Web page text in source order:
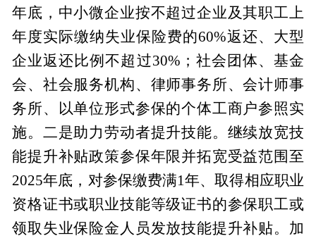
年底，中小微企业按不超过企业及其职工上
年度实际缴纳失业保险费的60%返还、大型
企业返还比例不超过30%；社会团体、基金
会、社会服务机构、律师事务所、会计师事
务所、以单位形式参保的个体工商户参照实
施。二是助力劳动者提升技能。继续放宽技
能提升补贴政策参保年限并拓宽受益范围至
2025年底，对参保缴费满1年、取得相应职业
资格证书或职业技能等级证书的参保职工或
领取失业保险金人员发放技能提升补贴。加